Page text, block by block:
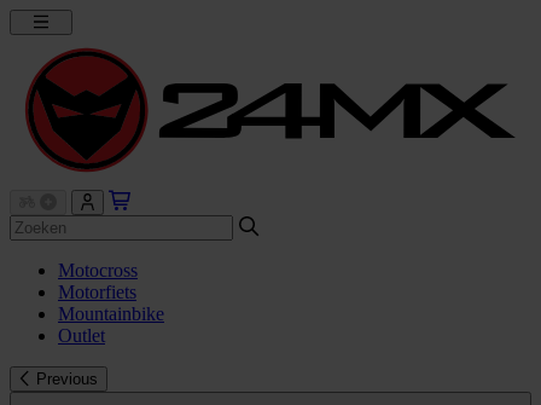
Motocross
Motorfiets
Mountainbike
Outlet
Previous